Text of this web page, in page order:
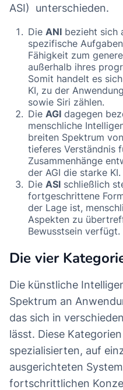
ASI) unterschieden.
Die ANIbezieht sich
spezifische
Fähigkeit zum
außerhalb ihres
Somit handelt es
KI, zu der
sowie Siri zählen.
Die AGIdagegen
menschliche
breiten Spektrum
tieferes Verständnis
Zusammenhänge
der AGI die starke KI.
Die ASIschließlich
fortgeschrittene
der Lage ist,
Aspekten zu
Bewusstsein verfügt.
Die vier
Die künstliche
Spektrum an
das sich in
lässt. Diese
spezialisierten, auf
ausgerichteten
fortschrittlichen